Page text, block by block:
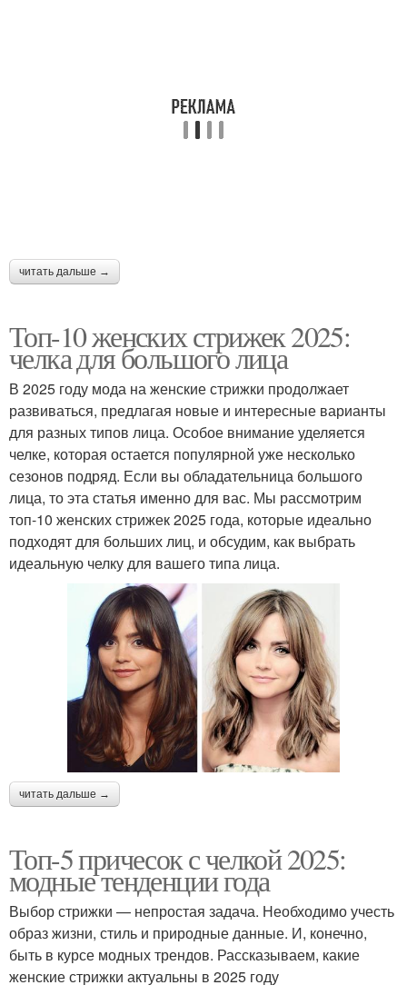
волосы
Короткие стрижки
Стрижки на волнистые
волосы
Стрижки на вьющиеся
волосы
Стрижки для вьющихся
волос
Стрижка без укладки
Стрижки для волнистых
волос
короткие стрижки
Многослойная стрижка Стрижки по типу
Стрижки для женщин Удобные стрижки
читать дальше →
Топ-10 женских стрижек 2025:
челка для большого лица
В 2025 году мода на женские стрижки продолжает
развиваться, предлагая новые и интересные варианты
для разных типов лица. Особое внимание уделяется
челке, которая остается популярной уже несколько
сезонов подряд. Если вы обладательница большого
лица, то эта статья именно для вас. Мы рассмотрим
топ-10 женских стрижек 2025 года, которые идеально
подходят для больших лиц, и обсудим, как выбрать
идеальную челку для вашего типа лица.
читать дальше →
Топ-5 причесок с челкой 2025:
модные тенденции года
Выбор стрижки — непростая задача. Необходимо учесть
образ жизни, стиль и природные данные. И, конечно,
быть в курсе модных трендов. Рассказываем, какие
женские стрижки актуальны в 2025 году